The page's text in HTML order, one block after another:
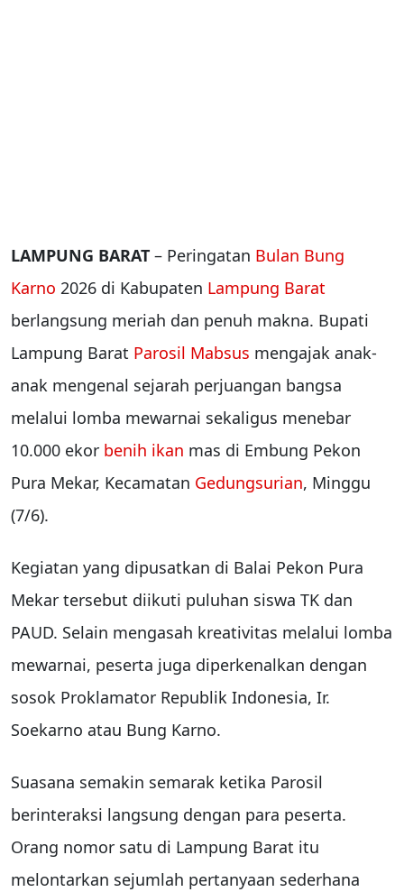
LAMPUNG BARAT – Peringatan Bulan Bung
Karno 2026 di Kabupaten Lampung Barat
berlangsung meriah dan penuh makna. Bupati
Lampung Barat Parosil Mabsus mengajak anak-
anak mengenal sejarah perjuangan bangsa
melalui lomba mewarnai sekaligus menebar
10.000 ekor benih ikan mas di Embung Pekon
Pura Mekar, Kecamatan Gedungsurian, Minggu
(7/6).
Kegiatan yang dipusatkan di Balai Pekon Pura
Mekar tersebut diikuti puluhan siswa TK dan
PAUD. Selain mengasah kreativitas melalui lomba
mewarnai, peserta juga diperkenalkan dengan
sosok Proklamator Republik Indonesia, Ir.
Soekarno atau Bung Karno.
Suasana semakin semarak ketika Parosil
berinteraksi langsung dengan para peserta.
Orang nomor satu di Lampung Barat itu
melontarkan sejumlah pertanyaan sederhana